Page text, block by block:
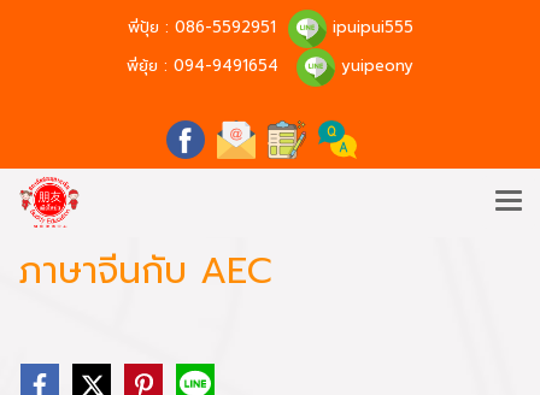
พี่ปุ้ย : 086-5592951
ipuipui555
พี่ยุ้ย : 094-9491654 yuipeony
ภาษาจีนกับ AEC